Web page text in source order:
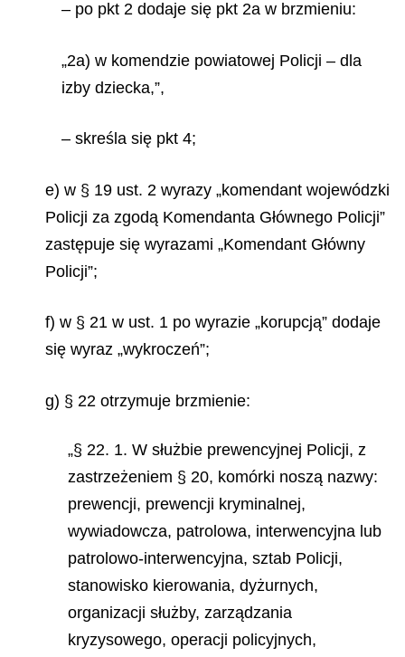
– po pkt 2 dodaje się pkt 2a w brzmieniu:
„2a) w komendzie powiatowej Policji – dla
izby dziecka,”,
– skreśla się pkt 4;
e) w § 19 ust. 2 wyrazy „komendant wojewódzki
Policji za zgodą Komendanta Głównego Policji”
zastępuje się wyrazami „Komendant Główny
Policji”;
f) w § 21 w ust. 1 po wyrazie „korupcją” dodaje
się wyraz „wykroczeń”;
g) § 22 otrzymuje brzmienie:
„§ 22. 1. W służbie prewencyjnej Policji, z
zastrzeżeniem § 20, komórki noszą nazwy:
prewencji, prewencji kryminalnej,
wywiadowcza, patrolowa, interwencyjna lub
patrolowo-interwencyjna, sztab Policji,
stanowisko kierowania, dyżurnych,
organizacji służby, zarządzania
kryzysowego, operacji policyjnych,